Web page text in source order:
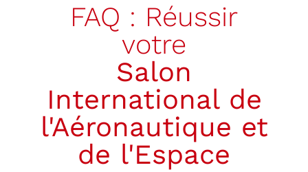
FAQ : Réussir
votre
Salon
International de
l'Aéronautique et
de l'Espace